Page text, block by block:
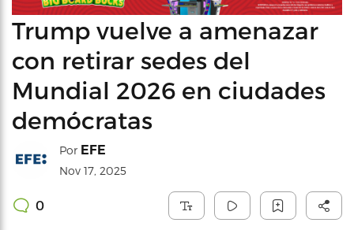
Trump vuelve a amenazar
con retirar sedes del
Mundial 2026 en ciudades
demócratas
Por EFE
Nov 17, 2025
0